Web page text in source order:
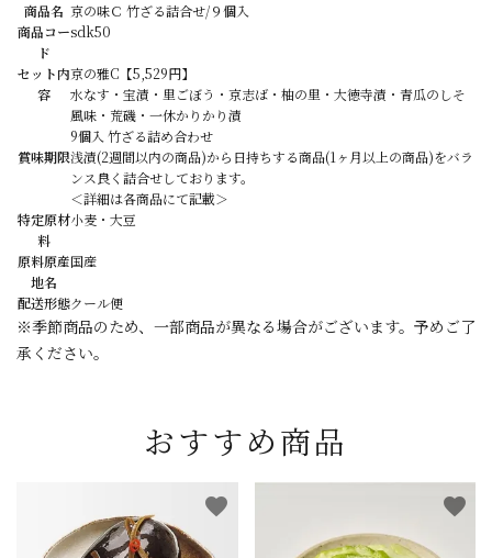
商品名 京の味Ｃ 竹ざる詰合せ/９個入
商品コー
ド
sdk50
セット内
容
京の雅C【5,529円】
水なす・宝漬・里ごぼう・京志ば・柚の里・大徳寺漬・青瓜のしそ
風味・荒磯・一休かりかり漬
9個入 竹ざる詰め合わせ
賞味期限浅漬(2週間以内の商品)から日持ちする商品(1ヶ月以上の商品)をバラ
ンス良く詰合せしております。
＜詳細は各商品にて記載＞
特定原材
料
小麦・大豆
原料原産
地名
国産
配送形態クール便
※季節商品のため、一部商品が異なる場合がございます。予めご了
承ください。
おすすめ商品
favorite favorite